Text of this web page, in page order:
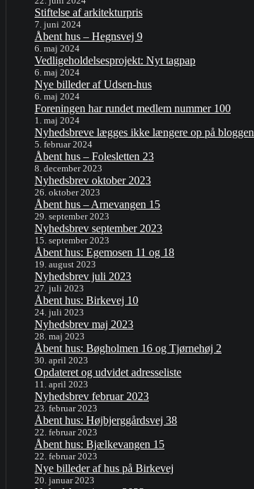
Stiftelse af arkitekturpris
7. juni 2024
Åbent hus – Hegnsvej 9
6. maj 2024
Vedligeholdelsesprojekt: Nyt tagpap
6. maj 2024
Nye billeder af Udsen-hus
6. maj 2024
Foreningen har rundet medlem nummer 100
1. maj 2024
Nyhedsbreve lægges ikke længere op på bloggen
5. februar 2024
Åbent hus – Folesletten 23
8. december 2023
Nyhedsbrev oktober 2023
26. oktober 2023
Åbent hus – Arnevangen 15
29. september 2023
Nyhedsbrev september 2023
15. september 2023
Åbent hus: Egemosen 11 og 18
19. august 2023
Nyhedsbrev juli 2023
27. juli 2023
Åbent hus: Birkevej 10
24. juli 2023
Nyhedsbrev maj 2023
28. maj 2023
Åbent hus: Bøgholmen 16 og Tjørnehøj 2
30. april 2023
Opdateret og udvidet adresseliste
11. april 2023
Nyhedsbrev februar 2023
23. februar 2023
Åbent hus: Højbjerggårdsvej 38
22. februar 2023
Åbent hus: Bjælkevangen 15
22. februar 2023
Nye billeder af hus på Birkevej
20. januar 2023